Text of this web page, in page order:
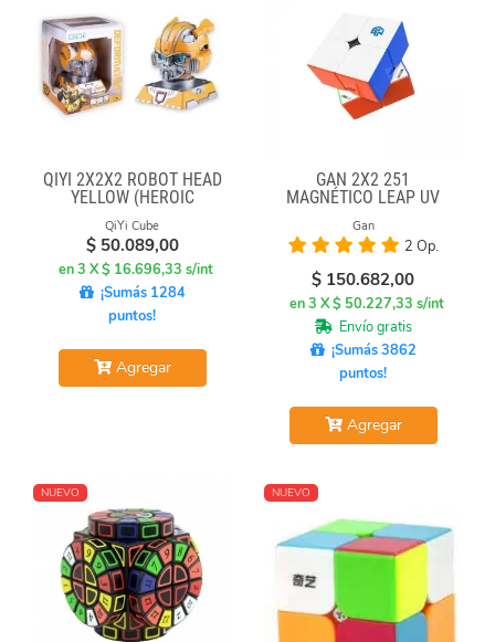
QIYI 2X2X2 ROBOT HEAD
YELLOW (HEROIC
LEADER)
QiYi Cube
$ 50.089,00
en 3 X $ 16.696,33 s/int
¡Sumás 1284
puntos!
Agregar
GAN 2X2 251
MAGNÉTICO LEAP UV
Gan
2 Op.
$ 150.682,00
en 3 X $ 50.227,33 s/int
Envío gratis
¡Sumás 3862
puntos!
Agregar
NUEVO NUEVO